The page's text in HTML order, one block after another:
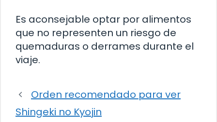
Es aconsejable optar por alimentos
que no representen un riesgo de
quemaduras o derrames durante el
viaje.
Orden recomendado para ver
Shingeki no Kyojin